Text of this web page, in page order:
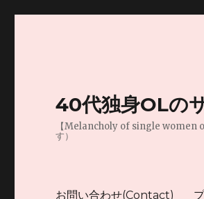
40代独身OLの
【Melancholy of single women
す）
お問い合わせ(Contact)